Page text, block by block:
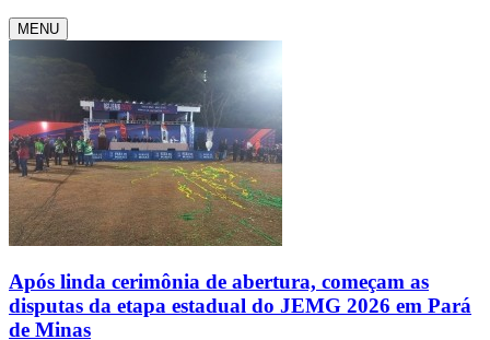
MENU
Após linda cerimônia de abertura, começam as
disputas da etapa estadual do JEMG 2026 em Pará
de Minas